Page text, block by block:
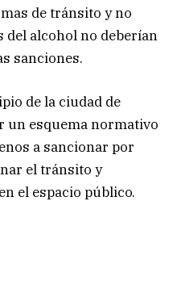
de tránsito y no
del alcohol no deberían
sanciones.
de la ciudad de
un esquema normativo
a sancionar por
el tránsito y
el espacio público.